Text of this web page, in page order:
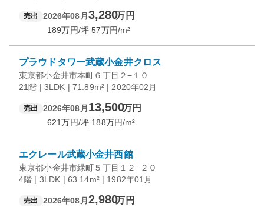
売出 2026年08月 3,280万円
189万円/坪 57万円/m²
プラウドタワー武蔵小金井クロス
東京都小金井市本町６丁目２−１０
21階 | 3LDK | 71.89m² | 2020年02月
売出 2026年08月 13,500万円
621万円/坪 188万円/m²
エクレール武蔵小金井西館
東京都小金井市緑町５丁目１２−２０
4階 | 3LDK | 63.14m² | 1982年01月
売出 2026年08月 2,980万円